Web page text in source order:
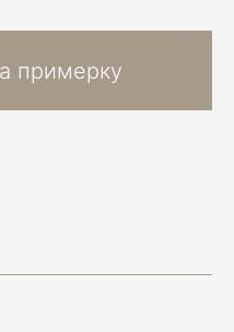
примерку